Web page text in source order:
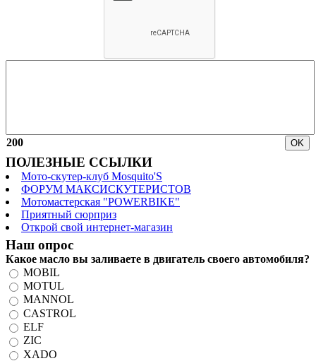
200
ПОЛЕЗНЫЕ ССЫЛКИ
Мото-скутер-клуб Mosquito'S
ФОРУМ МАКСИСКУТЕРИСТОВ
Мотомастерская "POWERBIKE"
Приятный сюрприз
Открой свой интернет-магазин
Наш опрос
Какое масло вы заливаете в двигатель своего автомобиля?
MOBIL
MOTUL
MANNOL
CASTROL
ELF
ZIC
XADO